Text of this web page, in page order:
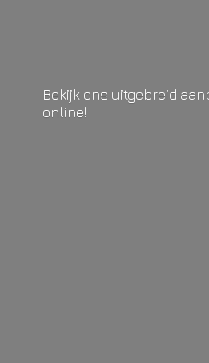
Bekijk ons uitgebreid
online!